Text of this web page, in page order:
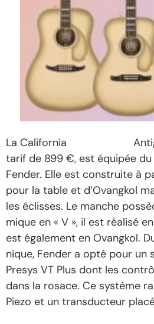
La Cali­for­nia
tarif de 899 €, est équi­pée du
Fender. Elle est construite à
pour la table et d’Ovang­kol
les éclisses. Le manche
mique en « V », il est réalisé
est égale­ment en Ovang­kol.
nique, Fender a opté pour un
Presys VT Plus dont les
dans la rosace. Ce système
Piezo et un trans­duc­teur